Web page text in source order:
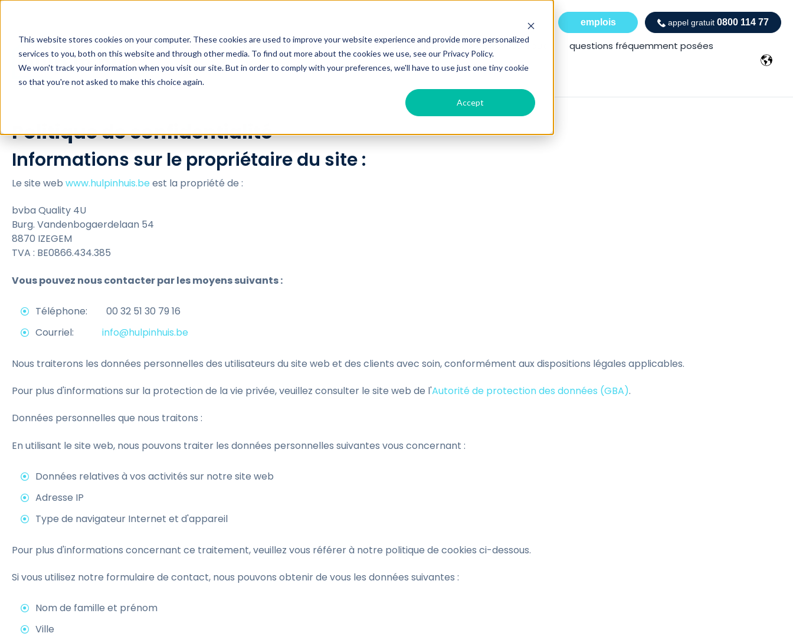
This website stores cookies on your computer. These cookies are used to improve your website experience and provide more personalized
services to you, both on this website and through other media. To find out more about the cookies we use, see our Privacy Policy.
We won't track your information when you visit our site. But in order to comply with your preferences, we'll have to use just one tiny cookie
so that you're not asked to make this choice again.
Accept
emplois appel gratuit 0800 114 77
travailler chez Hulp in huis avantages à la recherche d'aide ménagère bureaux questions fréquemment posées
contact
Politique de confidentialité
Informations sur le propriétaire du site :
Le site web www.hulpinhuis.be est la propriété de :
bvba Quality 4U
Burg. Vandenbogaerdelaan 54
8870 IZEGEM
TVA : BE0866.434.385
Vous pouvez nous contacter par les moyens suivants :
Téléphone: 00 32 51 30 79 16
Courriel: info@hulpinhuis.be
Nous traiterons les données personnelles des utilisateurs du site web et des clients avec soin, conformément aux dispositions légales applicables.
Pour plus d'informations sur la protection de la vie privée, veuillez consulter le site web de l'Autorité de protection des données (GBA).
Données personnelles que nous traitons :
En utilisant le site web, nous pouvons traiter les données personnelles suivantes vous concernant :
Données relatives à vos activités sur notre site web
Adresse IP
Type de navigateur Internet et d'appareil
Pour plus d'informations concernant ce traitement, veuillez vous référer à notre politique de cookies ci-dessous.
Si vous utilisez notre formulaire de contact, nous pouvons obtenir de vous les données suivantes :
Nom de famille et prénom
Ville